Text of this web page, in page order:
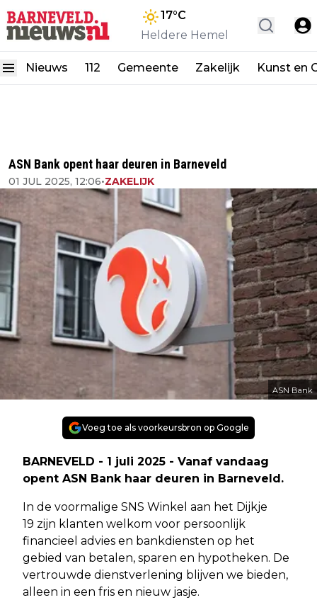
17°C
Heldere Hemel
Nieuws 112 Gemeente Zakelijk Kunst en
ASN Bank opent haar deuren in Barneveld
01 JUL 2025, 12:06•ZAKELIJK
ASN Bank
Voeg toe als voorkeursbron op Google
BARNEVELD - 1 juli 2025 - Vanaf vandaag
opent ASN Bank haar deuren in Barneveld.
In de voormalige SNS Winkel aan het Dijkje
19 zijn klanten welkom voor persoonlijk
financieel advies en bankdiensten op het
gebied van betalen, sparen en hypotheken. De
vertrouwde dienstverlening blijven we bieden,
alleen in een fris en nieuw jasje.